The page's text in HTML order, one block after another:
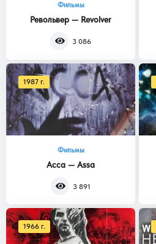
Фильмы
Револьвер — Revolver
3 086
1987 г.
Фильмы
Асса — Assa
3 891
1966 г.